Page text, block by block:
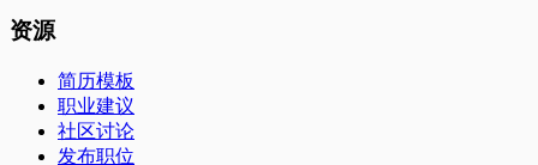
资源
简历模板
职业建议
社区讨论
发布职位